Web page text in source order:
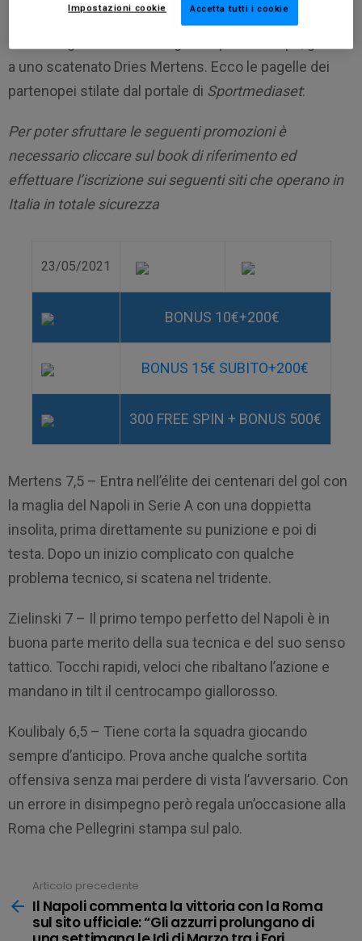
Il Napoli ha vinto per 0-2 in casa della Roma. Gli azzurri
a uno scatenato Dries Mertens. Ecco le pagelle dei
partenopei stilate dal portale di Sportmediaset:
Per poter sfruttare le seguenti promozioni è
necessario cliccare sul book di riferimento ed
effettuare l’iscrizione sui seguenti siti che operano in
Italia in totale sicurezza
23/05/2021
BONUS 10€+200€
BONUS 15€ SUBITO+200€
300 FREE SPIN + BONUS 500€
Mertens 7,5 – Entra nell’élite dei centenari del gol con
la maglia del Napoli in Serie A con una doppietta
insolita, prima direttamente su punizione e poi di
testa. Dopo un inizio complicato con qualche
problema tecnico, si scatena nel tridente.
Zielinski 7 – Il primo tempo perfetto del Napoli è in
buona parte merito della sua tecnica e del suo senso
tattico. Tocchi rapidi, veloci che ribaltano l’azione e
mandano in tilt il centrocampo giallorosso.
Koulibaly 6,5 – Tiene corta la squadra giocando
sempre d’anticipo. Prova anche qualche sortita
offensiva senza mai perdere di vista l’avversario. Con
un errore in disimpegno però regala un’occasione alla
Roma che Pellegrini stampa sul palo.
Leggi
tutto
Articolo precedente
Il Napoli commenta la vittoria con la Roma
sul sito ufficiale: “Gli azzurri prolungano di
Accetta tutti i cookie
Impostazioni cookie